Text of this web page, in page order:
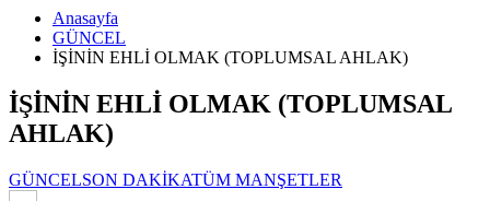
Anasayfa
GÜNCEL
İŞİNİN EHLİ OLMAK (TOPLUMSAL AHLAK)
İŞİNİN EHLİ OLMAK (TOPLUMSAL
AHLAK)
GÜNCELSON DAKİKATÜM MANŞETLER